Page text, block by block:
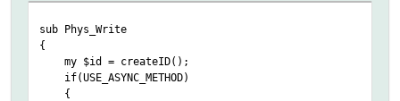
sub Phys_Write
{
my $id = createID();
if(USE_ASYNC_METHOD)
{